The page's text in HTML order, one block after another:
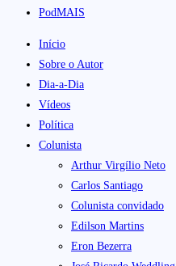
PodMAIS
Início
Sobre o Autor
Dia-a-Dia
Vídeos
Política
Colunista
Arthur Virgílio Neto
Carlos Santiago
Colunista convidado
Edilson Martins
Eron Bezerra